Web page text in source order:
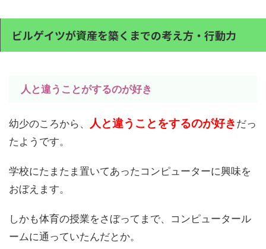
ビルゲイツが資産を築くまでの考え方・行動力
人と違うことがするのが好き
幼少のころから、 人と違うことをするのが好き だっ
たようです。
学校にたまたま置いてあったコンピューターに興味を
おぼえます。
しかも体育の授業をさぼってまで、コンピュータール
ームに通っていたんだとか。